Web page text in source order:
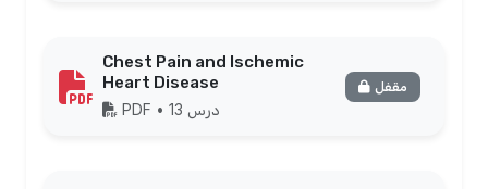
Chest Pain and Ischemic
Heart Disease
PDF • درس 13
مقفل